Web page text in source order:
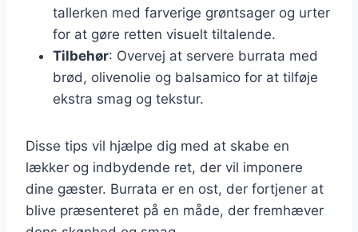
tallerken med farverige grøntsager og urter
for at gøre retten visuelt tiltalende.
Tilbehør: Overvej at servere burrata med
brød, olivenolie og balsamico for at tilføje
ekstra smag og tekstur.
Disse tips vil hjælpe dig med at skabe en
lækker og indbydende ret, der vil imponere
dine gæster. Burrata er en ost, der fortjener at
blive præsenteret på en måde, der fremhæver